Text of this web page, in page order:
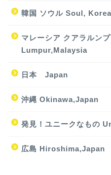
韓国 ソウル Soul, Korea
マレーシア クアラルン
Lumpur,Malaysia
日本 Japan
沖縄 Okinawa,Japan
発見！ユニークなもの
広島 Hiroshima,Japan